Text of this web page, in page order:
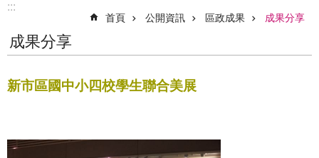
:::
首頁 公開資訊 區政成果 成果分享
成果分享
新市區國中小四校學生聯合美展